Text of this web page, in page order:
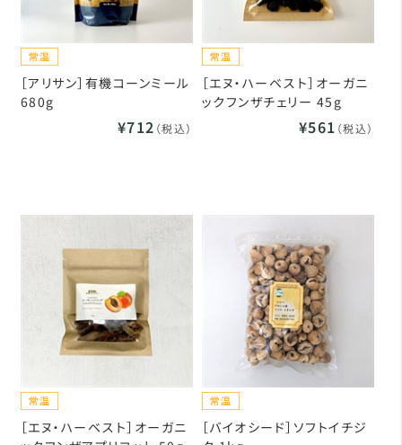
［アリサン］有機コーンミール
680g
¥712 （税込）
［エヌ・ハーベスト］オーガニ
ックフンザチェリー 45g
¥561 （税込）
［エヌ・ハーベスト］オーガニ
［バイオシード］ソフトイチジ